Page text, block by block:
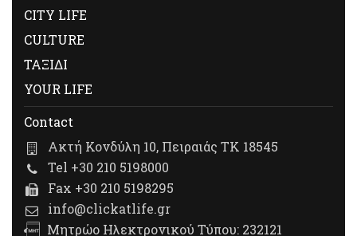
CITY LIFE
CULTURE
ΤΑΞΙΔΙ
YOUR LIFE
Contact
Ακτή Κονδύλη 10, Πειραιάς ΤΚ 18545
Tel +30 210 5198000
Fax +30 210 5198295
info@clickatlife.gr
Μητρώο Ηλεκτρονικού Τύπου: 232121